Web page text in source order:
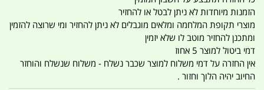
הזמנות מיוחדות לא ניתן לבטל או להחזיר
מוצרי תקופת המלחמה ומלאים מוגבלים לא ניתן להחזיר ומי שרוצה להזמין
ומתכנן להחזיר מוטב לו שלא יזמין
דמי ביטול למוצר 5 אחוז
אין החזרה על דמי משלוח למוצר שכבר נשלח - משלוח שנשלח והוחזר
החיוב יהיה הלוך וחזור .